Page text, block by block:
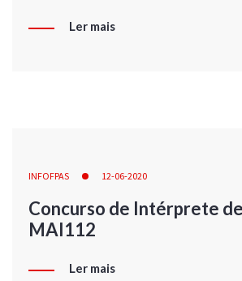
Ler mais
INFOFPAS 12-06-2020
Concurso de Intérprete
MAI112
Ler mais